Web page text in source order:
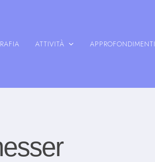
ATTIVITÀ APPROFONDIMENTI